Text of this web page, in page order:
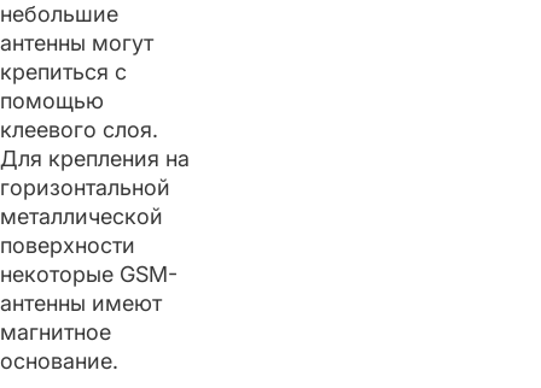
небольшие
антенны могут
крепиться с
помощью
клеевого слоя.
Для крепления на
горизонтальной
металлической
поверхности
некоторые GSM-
антенны имеют
магнитное
основание.